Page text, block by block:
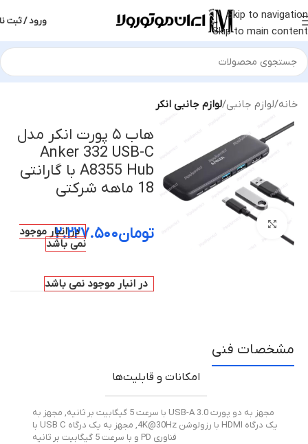
Skip to navigation
Skip to main content
ورود / ثبت
خانه لوازم جانبی لوازم جانبی انکر
بزرگنمایی تصویر
هاب ۵ پورت انکر مدل
Anker 332 USB-C
A8355 Hub با گارانتی
18 ماهه شرکتی
تومان۲.۲۲۷.۵۰۰در انبار موجود
نمی باشد
در انبار موجود نمی باشد
مشخصات فنی
امکانات و قابلیت‌ها
مجهز به دو پورت USB-A 3.0 با سرعت 5 گیگابیت بر ثانیه , مجهز به
یک درگاه HDMI با رزولوشن 4K@30Hz
,
مجهز به یک درگاه USB C با
فناوری PD و با سرعت 5 گیگابیت بر ثانیه